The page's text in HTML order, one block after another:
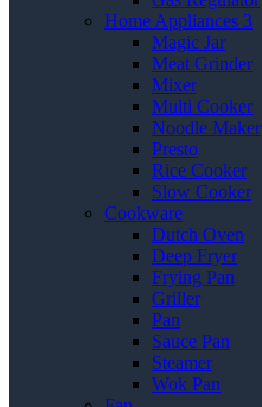
Home Appliances 3
Magic Jar
Meat Grinder
Mixer
Multi Cooker
Noodle Maker
Presto
Rice Cooker
Slow Cooker
Cookware
Dutch Oven
Deep Fryer
Frying Pan
Griller
Pan
Sauce Pan
Steamer
Wok Pan